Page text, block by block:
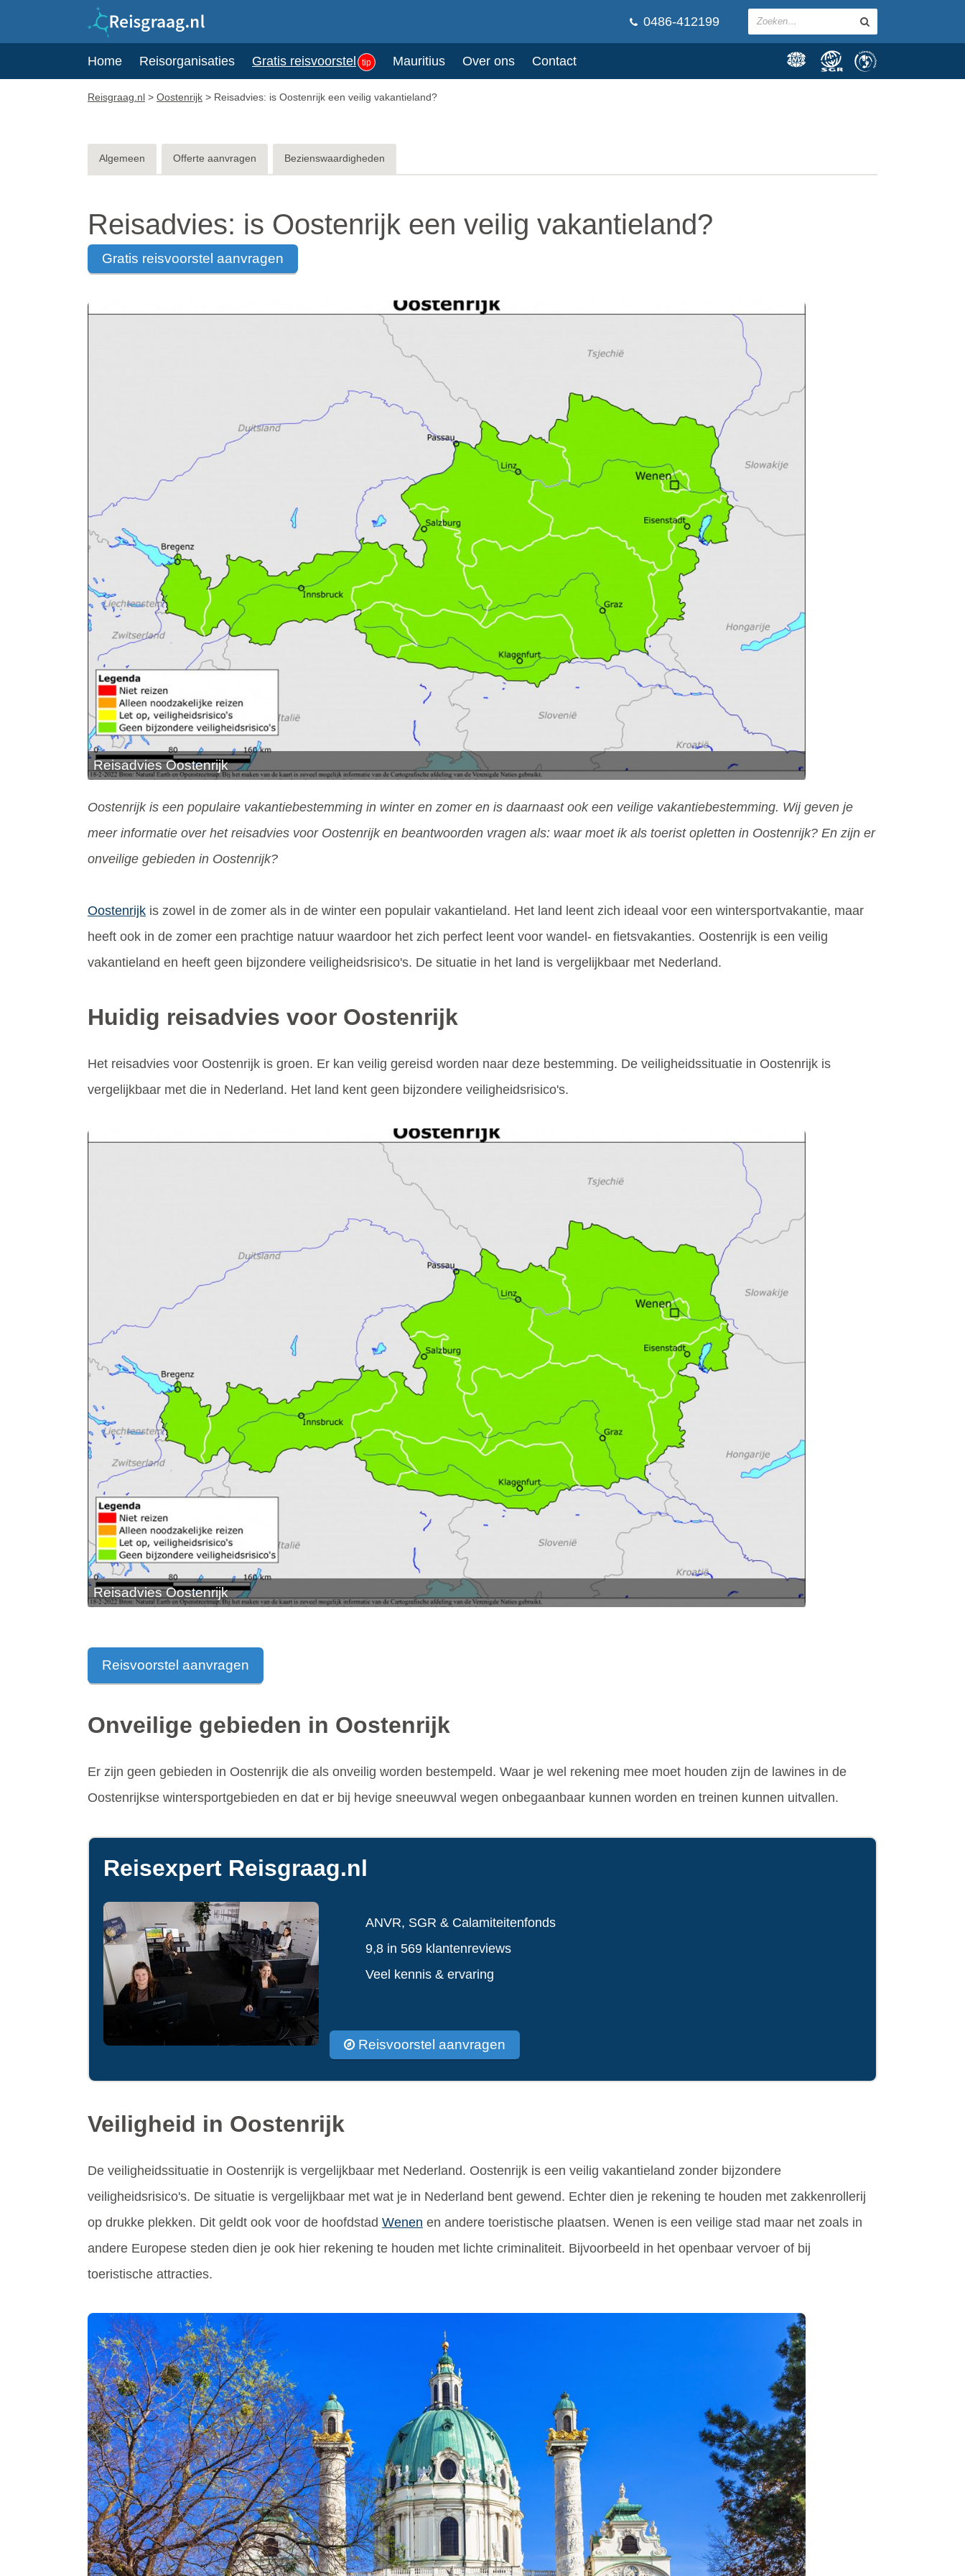
0486-412199
Home Reisorganisaties Gratis reisvoorstel tip Mauritius Over ons Contact
Reisgraag.nl > Oostenrijk > Reisadvies: is Oostenrijk een veilig vakantieland?
Algemeen Offerte aanvragen Bezienswaardigheden
Reisadvies: is Oostenrijk een veilig vakantieland?
gratis reisvoorstel aanvragen
Reisadvies Oostenrijk
Oostenrijk is een populaire vakantiebestemming in winter en zomer en is daarnaast ook een veilige vakantiebestemming. Wij geven je
meer informatie over het reisadvies voor Oostenrijk en beantwoorden vragen als: waar moet ik als toerist opletten in Oostenrijk? En zijn er
onveilige gebieden in Oostenrijk?
Oostenrijk is zowel in de zomer als in de winter een populair vakantieland. Het land leent zich ideaal voor een wintersportvakantie, maar
heeft ook in de zomer een prachtige natuur waardoor het zich perfect leent voor wandel- en fietsvakanties. Oostenrijk is een veilig
vakantieland en heeft geen bijzondere veiligheidsrisico's. De situatie in het land is vergelijkbaar met Nederland.
Huidig reisadvies voor Oostenrijk
Het reisadvies voor Oostenrijk is groen. Er kan veilig gereisd worden naar deze bestemming. De veiligheidssituatie in Oostenrijk is
vergelijkbaar met die in Nederland. Het land kent geen bijzondere veiligheidsrisico's.
Reisadvies Oostenrijk
Reisvoorstel aanvragen
Onveilige gebieden in Oostenrijk
Er zijn geen gebieden in Oostenrijk die als onveilig worden bestempeld. Waar je wel rekening mee moet houden zijn de lawines in de
Oostenrijkse wintersportgebieden en dat er bij hevige sneeuwval wegen onbegaanbaar kunnen worden en treinen kunnen uitvallen.
Reisexpert Reisgraag.nl
ANVR, SGR & Calamiteitenfonds
9,8 in 569 klantenreviews
Veel kennis & ervaring
Reisvoorstel aanvragen
Veiligheid in Oostenrijk
De veiligheidssituatie in Oostenrijk is vergelijkbaar met Nederland. Oostenrijk is een veilig vakantieland zonder bijzondere
veiligheidsrisico's. De situatie is vergelijkbaar met wat je in Nederland bent gewend. Echter dien je rekening te houden met zakkenrollerij
op drukke plekken. Dit geldt ook voor de hoofdstad Wenen en andere toeristische plaatsen. Wenen is een veilige stad maar net zoals in
andere Europese steden dien je ook hier rekening te houden met lichte criminaliteit. Bijvoorbeeld in het openbaar vervoer of bij
toeristische attracties.